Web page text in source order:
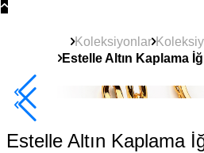
Koleksiyonlar
Estelle Altın Kaplama
Yeni Ürün
Estelle Altın Kaplama